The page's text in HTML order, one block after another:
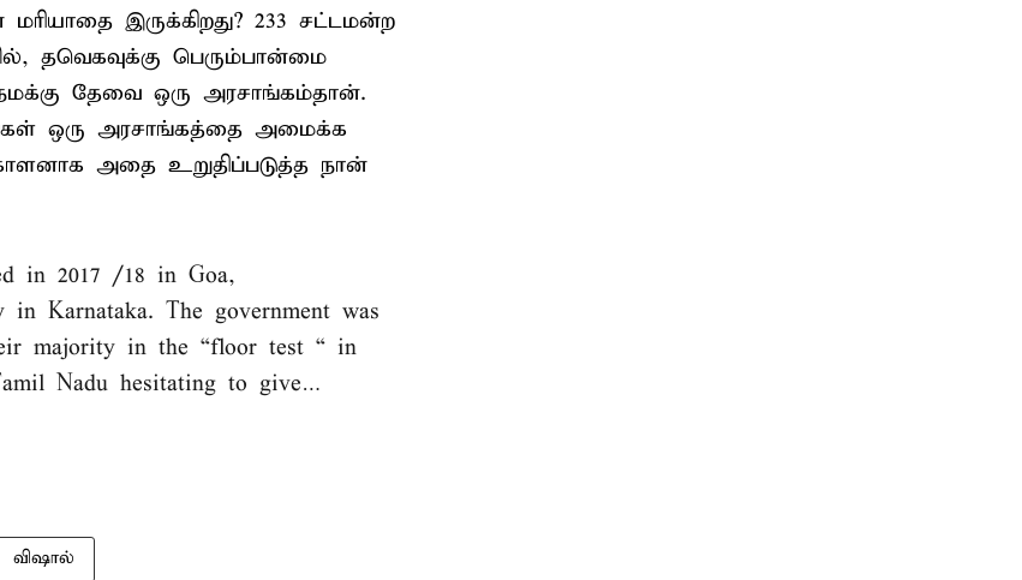
இருக்கிறது? 233 சட்டமன்ற
தவெகவுக்கு பெரும்பான்மை
தேவை ஒரு அரசாங்கம்தான்.
ஒரு அரசாங்கத்தை அமைக்க
அதை உறுதிப்படுத்த நான்
in 2017 /18 in Goa,
in Karnataka. The government was
majority in the “floor test “ in
Nadu hesitating to give…
விஷால்